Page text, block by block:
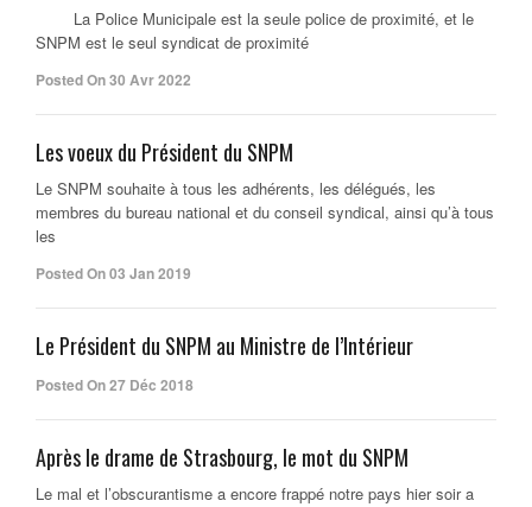
La Police Municipale est la seule police de proximité, et le
SNPM est le seul syndicat de proximité
Posted On 30 Avr 2022
Les voeux du Président du SNPM
Le SNPM souhaite à tous les adhérents, les délégués, les
membres du bureau national et du conseil syndical, ainsi qu’à tous
les
Posted On 03 Jan 2019
Le Président du SNPM au Ministre de l’Intérieur
Posted On 27 Déc 2018
Après le drame de Strasbourg, le mot du SNPM
Le mal et l’obscurantisme a encore frappé notre pays hier soir a